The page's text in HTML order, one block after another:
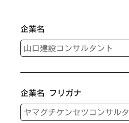
企業名
企業名 フリガナ